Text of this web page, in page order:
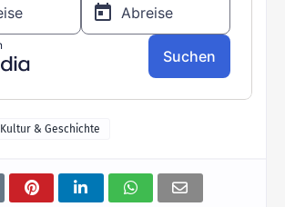
Kultur & Geschichte